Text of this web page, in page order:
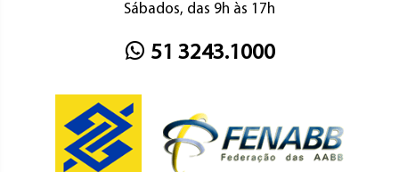
Sábados, das 9h às 17h
51 3243.1000